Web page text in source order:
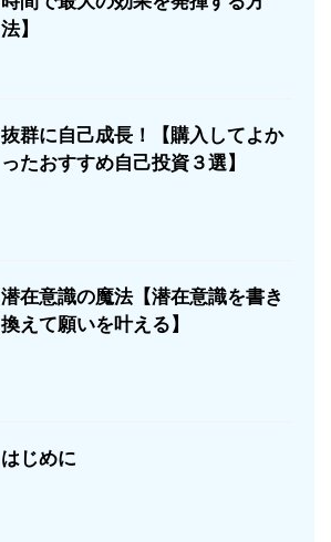
法】
抜群に自己成長！【購入してよか
ったおすすめ自己投資３選】
潜在意識の魔法【潜在意識を書き
換えて願いを叶える】
はじめに